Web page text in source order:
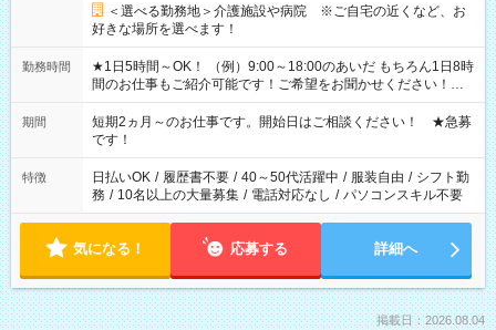
＜選べる勤務地＞介護施設や病院 ※ご自宅の近くなど、お
好きな場所を選べます！
勤務時間
★1日5時間～OK！ （例）9:00～18:00のあいだ もちろん1日8時
間のお仕事もご紹介可能です！ご希望をお聞かせください！★
家庭の都合でお休みが必要な場合も遠慮なくご相談ください。
※週最低15時間以上の勤務が必要です
期間
短期2ヵ月～のお仕事です。開始日はご相談ください！ ★急募
です！
特徴 日払いOK / 履歴書不要 / 40～50代活躍中 / 服装自由 / シフト勤
務 / 10名以上の大量募集 / 電話対応なし / パソコンスキル不要
気になる！ 応募する 詳細へ
掲載日：2026.08.04